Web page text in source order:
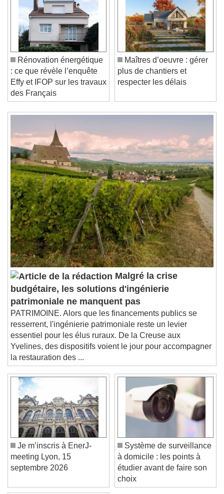
Play Video
Play
Skip Backward
Skip Forward
Unmute
Current Time0:00
/
Duration-:-
Loaded:0%
Stream TypeLIVE
Seek to live, currently behind live
Remaining Time-0:00
Playback Rate
Chapters
Chapters
Descriptions
descriptions off, selected
Subtitles
subtitles settings, opens subtitles
settings dialog
subtitles off, selected
Audio Track
Picture-in-Picture
Fullscreen
This is a modal window.
Beginning of dialog window. Escape will cancel
and close the window.
Text
Color Opacity
Text Background
Color Opacity
Caption Area Background
Color Opacity
Font Size
Text Edge Style
Rénovation énergétique
: ce que révèle l’enquête
Effy et IFOP sur les travaux
des Français
Maîtres d’oeuvre : gérer
plus de chantiers et
Malgré la crise
budgétaire, les solutions d'ingénierie
patrimoniale ne manquent pas
PATRIMOINE. Alors que les financements publics se
resserrent, l'ingénierie patrimoniale reste un levier
essentiel pour les élus ruraux. De la Creuse aux
Yvelines, des dispositifs voient le jour pour accompagner
la restauration des ...
Je m’inscris à EnerJ-
meeting Lyon, 15
Système de surveillance
à domicile : les points à
étudier avant de faire son
choix